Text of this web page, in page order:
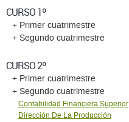
CURSO 1º
+ Primer cuatrimestre
+ Segundo cuatrimestre
CURSO 2º
+ Primer cuatrimestre
+ Segundo cuatrimestre
Contabilidad Financiera Superior
Dirección De La Producción